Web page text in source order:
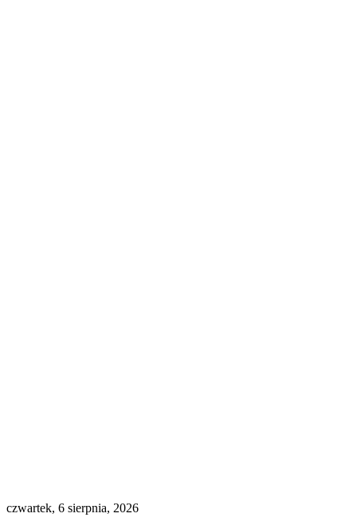
czwartek, 6 sierpnia, 2026